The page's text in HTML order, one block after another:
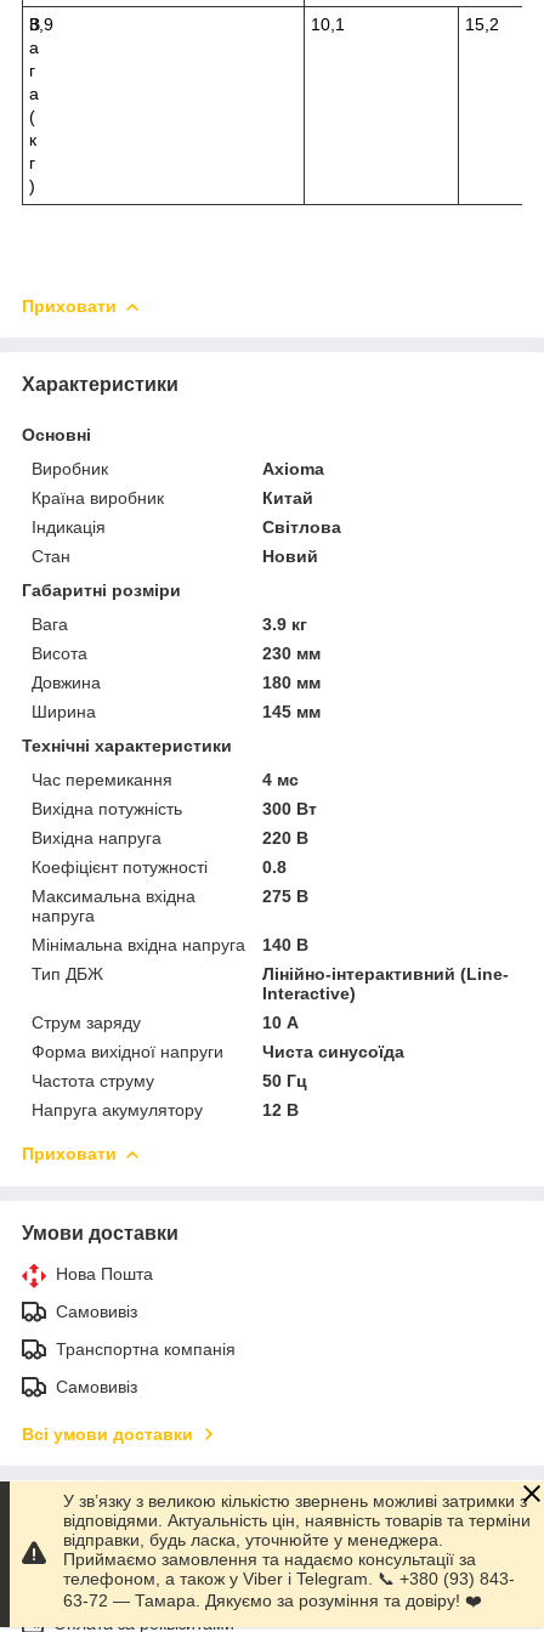
В
а
г
а
(
к
г
)
3,9 10,1 15,2
Приховати
Характеристики
Основні
Виробник
Axioma
Країна виробник
Китай
Індикація
Світлова
Стан
Новий
Габаритні розміри
Вага
3.9 кг
Висота
230 мм
Довжина
180 мм
Ширина
145 мм
Технічні характеристики
Час перемикання
4 мс
Вихідна потужність
300 Вт
Вихідна напруга
220 В
Коефіцієнт потужності
0.8
Максимальна вхідна
напруга
275 В
Мінімальна вхідна напруга
140 В
Тип ДБЖ
Лінійно-інтерактивний (Line-
Interactive)
Струм заряду
10 А
Форма вихідної напруги
Чиста синусоїда
Частота струму
50 Гц
Напруга акумулятору
12 В
Приховати
Умови доставки
Нова Пошта
Самовивіз
Транспортна компанія
Самовивіз
Всі умови доставки
Умови оплати
Післяплата
Готівкою
Оплата за реквізитами
У зв’язку з великою кількістю звернень можливі затримки з
відповідями. Актуальність цін, наявність товарів та терміни
відправки, будь ласка, уточнюйте у менеджера.
Приймаємо замовлення та надаємо консультації за
телефоном, а також у Viber і Telegram. 📞 +380 (93) 843-
63-72 — Тамара. Дякуємо за розуміння та довіру! ❤️